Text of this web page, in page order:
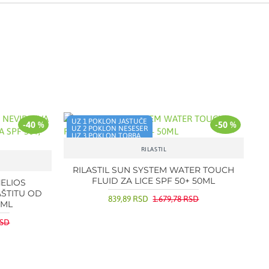
-40 %
OD
UZ 1 POKLON JASTUČE
UZ 2 POKLON NESESER
UZ 3 POKLON TORBA
-50 %
RILASTIL
RILASTIL SUN SYSTEM WATER TOUCH
FLUID ZA LICE SPF 50+ 50ML
839,89 RSD 1.679,78 RSD